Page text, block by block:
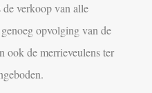
verkoop van alle
opvolging van de
ook de merrieveulens ter